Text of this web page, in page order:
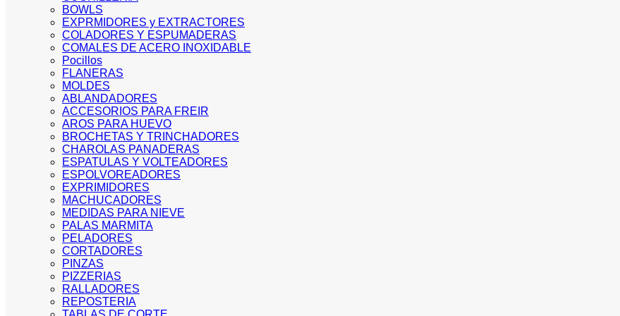
BOWLS
EXPRMIDORES y EXTRACTORES
COLADORES Y ESPUMADERAS
COMALES DE ACERO INOXIDABLE
Pocillos
FLANERAS
MOLDES
ABLANDADORES
ACCESORIOS PARA FREIR
AROS PARA HUEVO
BROCHETAS Y TRINCHADORES
CHAROLAS PANADERAS
ESPATULAS Y VOLTEADORES
ESPOLVOREADORES
EXPRIMIDORES
MACHUCADORES
MEDIDAS PARA NIEVE
PALAS MARMITA
PELADORES
CORTADORES
PINZAS
PIZZERIAS
RALLADORES
REPOSTERIA